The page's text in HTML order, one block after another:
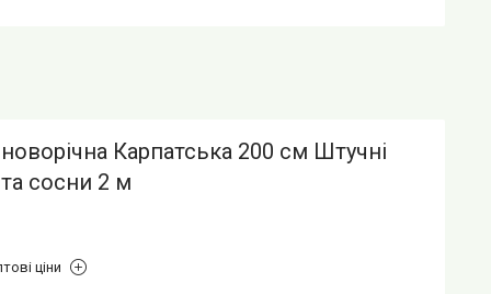
Карпатська 200 см Штучні
сосни 2 м
ціни